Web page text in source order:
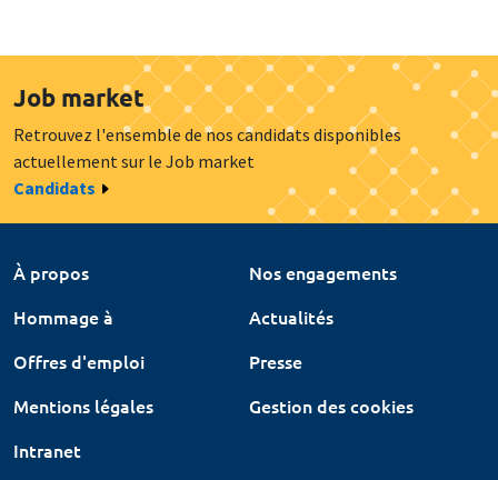
Job market
Retrouvez l'ensemble de nos candidats disponibles
actuellement sur le Job market
Candidats
À propos
Nos engagements
Hommage à
Actualités
Offres d'emploi
Presse
Mentions légales
Gestion des cookies
Intranet